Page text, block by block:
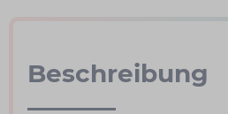
Beschreibung